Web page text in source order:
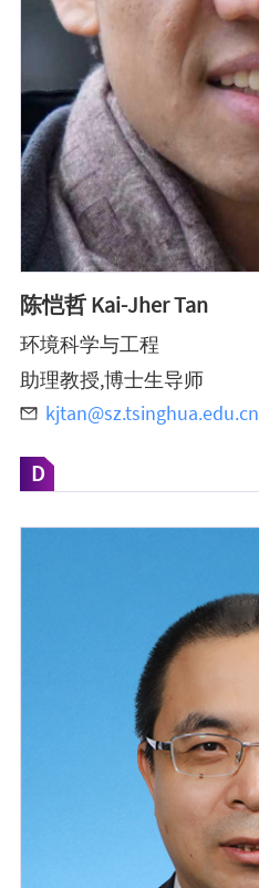
陈恺哲 Kai-Jher Tan
环境科学与工程
助理教授,博士生导师
kjtan@sz.tsinghua.edu.cn
D